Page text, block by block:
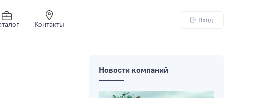
Контакты
Вход
Новости компаний